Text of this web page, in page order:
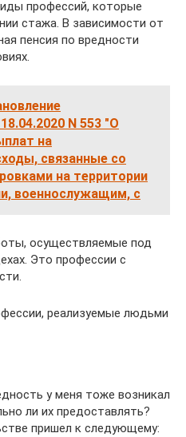
профессий, которые
стажа. В зависимости от
пенсия по вредности
N 553 "О
на
связанные со
на территории
военнослужащим, с
осуществляемые под
Это профессии с
реализуемые людьми
у меня тоже возникал
ли их предоставлять?
пришел к следующему: